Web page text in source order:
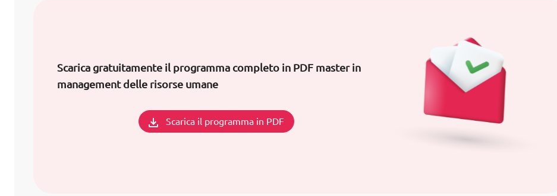
Scarica gratuitamente il programma completo in PDF master in
management delle risorse umane
Scarica il programma in PDF